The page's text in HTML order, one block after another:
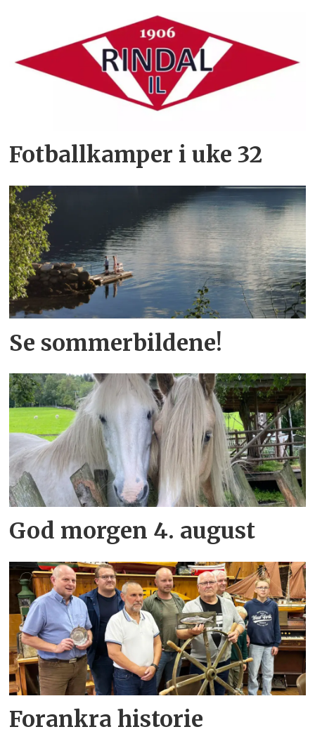
Fotballkamper i uke 32
Se sommerbildene!
God morgen 4. august
Forankra historie